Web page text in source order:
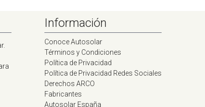
Información
Conoce Autosolar
Términos y Condiciones
Política de Privacidad
Política de Privacidad Redes Sociales
Derechos ARCO
Fabricantes
Autosolar España